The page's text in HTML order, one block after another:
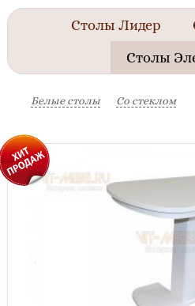
Столы Лидер
Столы
Белые столы Со стеклом